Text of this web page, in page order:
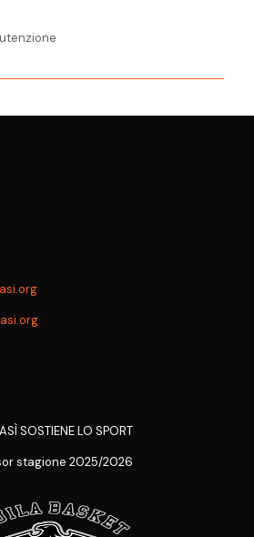
SOSTIENE LO SPORT
stagione 2025/2026